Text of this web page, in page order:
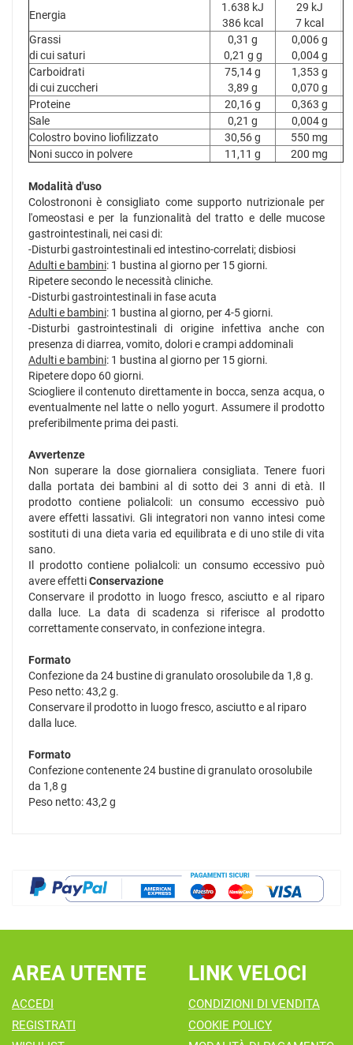
Energia
1.638 kJ
386 kcal
29 kJ
7 kcal
Grassi
di cui saturi
0,31 g
0,21 g g
0,006 g
0,004 g
Carboidrati
di cui zuccheri
75,14 g
3,89 g
1,353 g
0,070 g
Proteine
20,16 g
0,363 g
Sale
0,21 g
0,004 g
Colostro bovino liofilizzato
30,56 g
550 mg
Noni succo in polvere
11,11 g 200 mg
Modalità d'uso
Colostrononi è consigliato come supporto nutrizionale per
l'omeostasi e per la funzionalità del tratto e delle mucose
gastrointestinali, nei casi di:
-Disturbi gastrointestinali ed intestino-correlati; disbiosi
Adulti e bambini: 1 bustina al giorno per 15 giorni.
Ripetere secondo le necessità cliniche.
-Disturbi gastrointestinali in fase acuta
Adulti e bambini: 1 bustina al giorno, per 4-5 giorni.
-Disturbi gastrointestinali di origine infettiva anche con
presenza di diarrea, vomito, dolori e crampi addominali
Adulti e bambini: 1 bustina al giorno per 15 giorni.
Ripetere dopo 60 giorni.
Sciogliere il contenuto direttamente in bocca, senza acqua, o
eventualmente nel latte o nello yogurt. Assumere il prodotto
preferibilmente prima dei pasti.
Avvertenze
Non superare la dose giornaliera consigliata. Tenere fuori
dalla portata dei bambini al di sotto dei 3 anni di età. Il
prodotto contiene polialcoli: un consumo eccessivo può
avere effetti lassativi. Gli integratori non vanno intesi come
sostituti di una dieta varia ed equilibrata e di uno stile di vita
sano.
Il prodotto contiene polialcoli: un consumo eccessivo può
avere effettiConservazione
Conservare il prodotto in luogo fresco, asciutto e al riparo
dalla luce. La data di scadenza si riferisce al prodotto
correttamente conservato, in confezione integra.
Formato
Confezione da 24 bustine di granulato orosolubile da 1,8 g.
Peso netto: 43,2 g.
Conservare il prodotto in luogo fresco, asciutto e al riparo
dalla luce.
Formato
Confezione contenente 24 bustine di granulato orosolubile
da 1,8 g
Peso netto: 43,2 g
AREA UTENTE
ACCEDI
REGISTRATI
LINK VELOCI
CONDIZIONI DI VENDITA
COOKIE POLICY